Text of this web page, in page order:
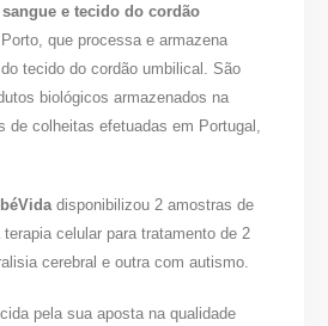
e tecido do cordão
Porto, que processa e armazena
tecido do cordão umbilical. São
biológicos armazenados na
de colheitas efetuadas em Portugal,
disponibilizou 2 amostras de
celular para tratamento de 2
cerebral e outra com autismo.
pela sua aposta na qualidade